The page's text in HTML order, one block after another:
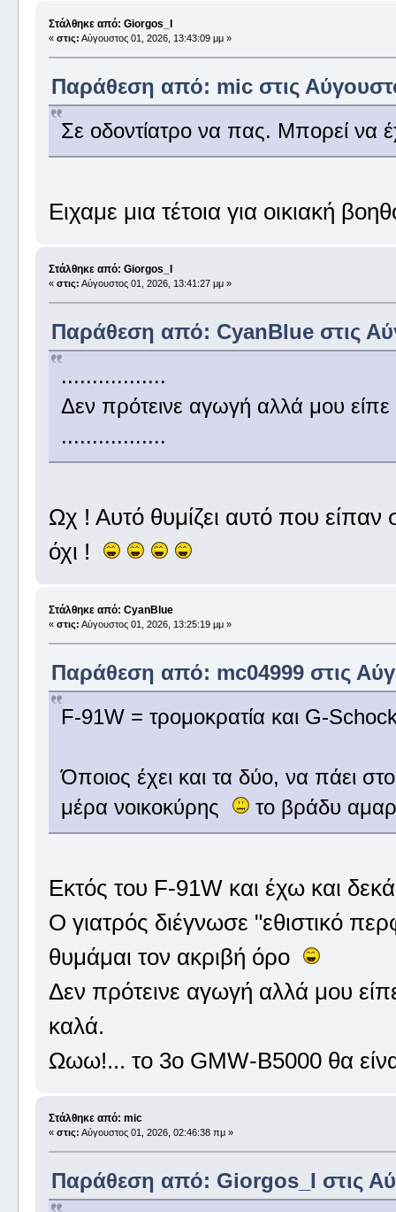
Στάλθηκε από: Giorgos_I
« στις: Αύγουστος 01, 2026, 13:43:09 μμ »
Παράθεση από: mic στις
Σε οδοντίατρο να πας. Μπορεί να
Ειχαμε μια τέτοια για οικιακή
Στάλθηκε από: Giorgos_I
« στις: Αύγουστος 01, 2026, 13:41:27 μμ »
Παράθεση από: CyanBlue στις
.................
Δεν πρότεινε αγωγή αλλά μου είπε
.................
Ωχ ! Αυτό θυμίζει αυτό που
όχι !
Στάλθηκε από: CyanBlue
« στις: Αύγουστος 01, 2026, 13:25:19 μμ »
Παράθεση από: mc04999 στις
F-91W = τρομοκρατία και G-
Όποιος έχει και τα δύο, να πάει
μέρα νοικοκύρης
το βράδυ
Εκτός του F-91W και έχω και
Ο γιατρός διέγνωσε "εθιστικό
θυμάμαι τον ακριβή όρο
Δεν πρότεινε αγωγή αλλά μου
καλά.
Ωωω!... το 3ο GMW-B5000 θα
Στάλθηκε από: mic
« στις: Αύγουστος 01, 2026, 02:46:38 πμ »
Παράθεση από: Giorgos_I στις